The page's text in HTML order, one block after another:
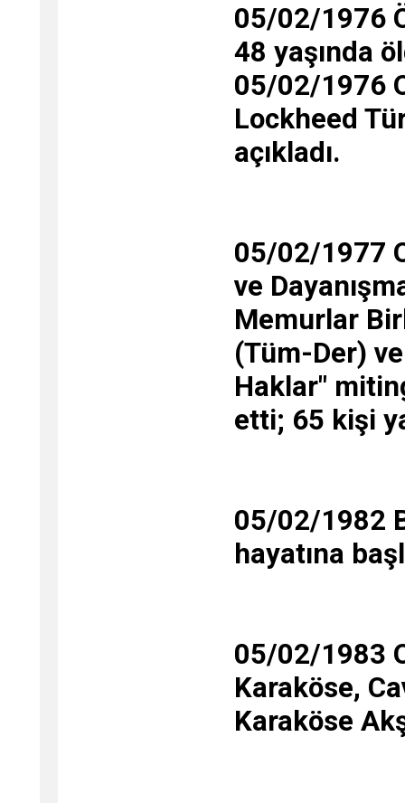
05/02/1976
48 yaşında
05/02/1976
Lockheed
açıkladı.
05/02/1977
ve
Memurlar
(Tüm-Der)
Haklar"
etti; 65 kişi
05/02/1982
hayatına
05/02/1983
Karaköse,
Karaköse